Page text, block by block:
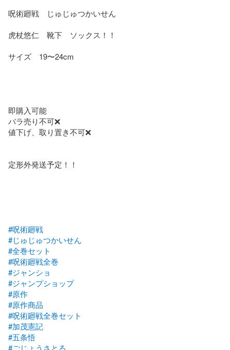
呪術廻戦　じゅじゅつかいせん
虎杖悠仁　靴下　ソックス！！
サイズ　19〜24cm
即購入可能
バラ売り不可❌
値下げ、取り置き不可❌
定形外発送予定！！
#呪術廻戦
#じゅじゅつかいせん
#全巻セット
#呪術廻戦全巻
#ジャンショ
#ジャンプショップ
#原作
#原作商品
#呪術廻戦全巻セット
#加茂憲記
#五条悟
#ごじょうさとる